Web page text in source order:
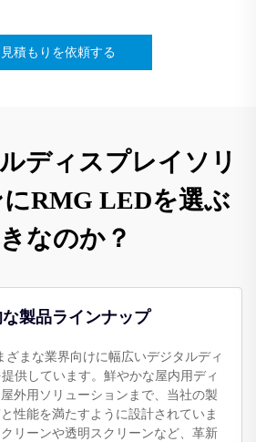
積もりを依頼する
ディスプレイソリ
RMG LEDを選ぶ
なのか？
製品ラインナップ
まな業界向けに幅広いデジタルディ
供しています。鮮やかな屋内用ディ
外用ソリューションまで、当社の製
性能を満たすように設計されていま
リーンや透明スクリーンなど、革新